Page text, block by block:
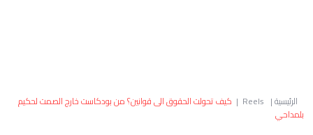
العالم الرئيسية|
Reels
| كيف تحولت الحقوق الى قوانين؟ من بودكاست خارج الصمت لحكيم
بلمداحي